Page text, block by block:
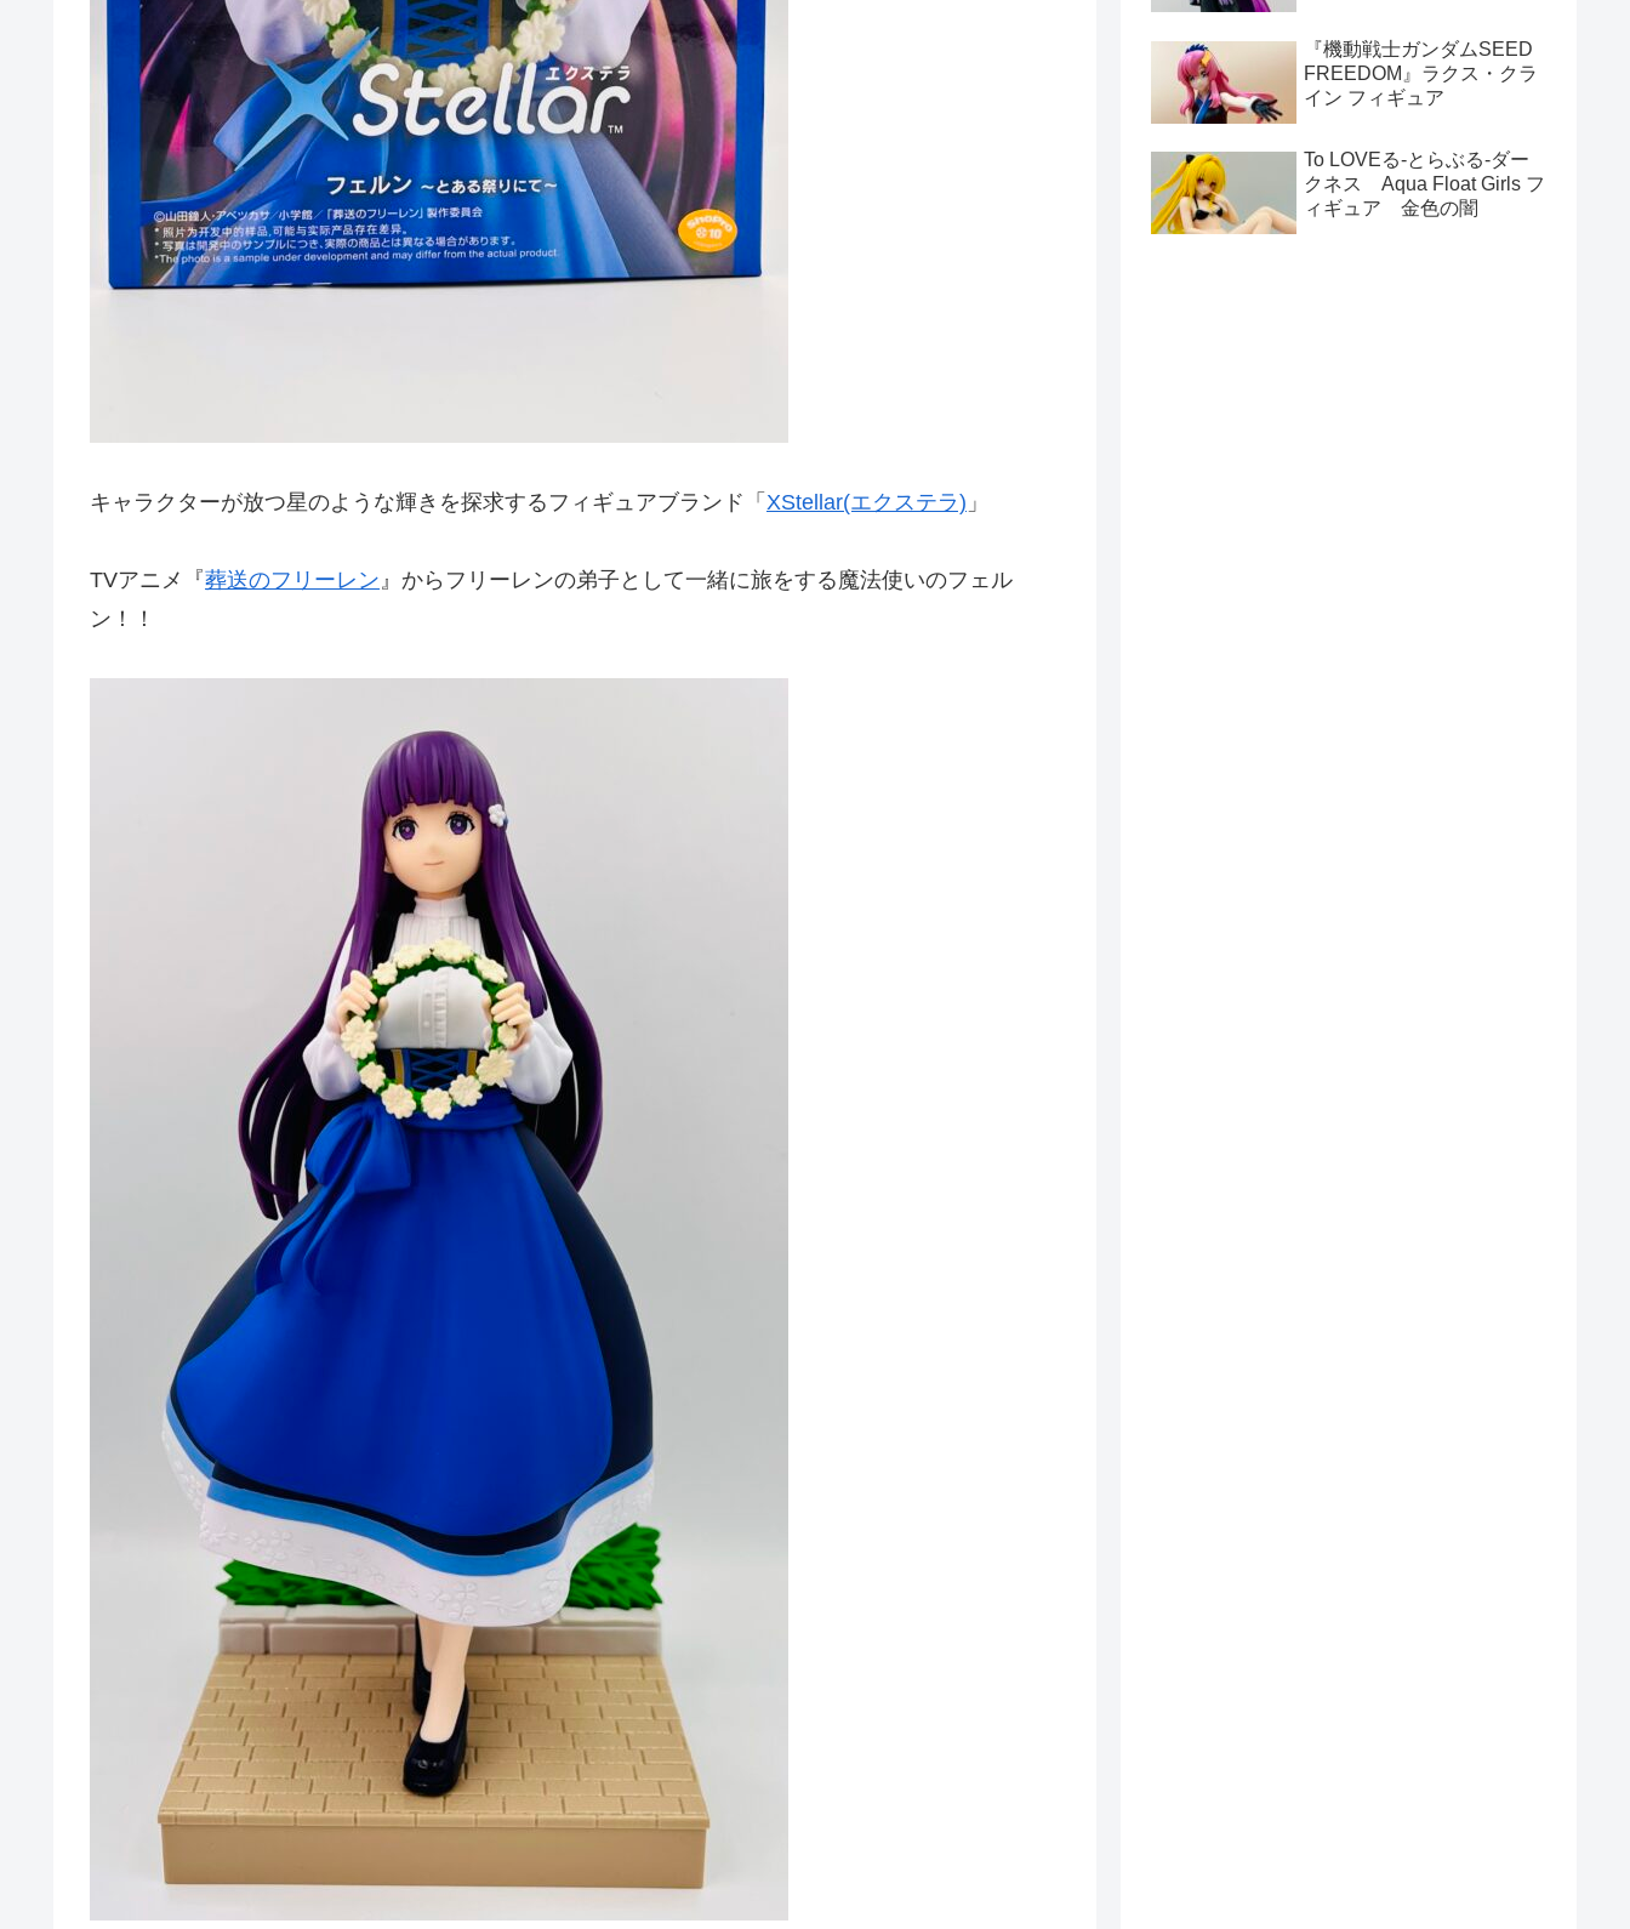
キャラクターが放つ星のような輝きを探求するフィギュアブランド「 XStellar(エクステラ) 」
TVアニメ『葬送のフリーレン』からフリーレンの弟子として一緒に旅をする魔法使いのフェル
ン！！
『機動戦士ガンダムSEED
FREEDOM』ラクス・クラ
イン フィギュア
To LOVEる-とらぶる-ダー
クネス Aqua Float Girls フ
ィギュア 金色の闇